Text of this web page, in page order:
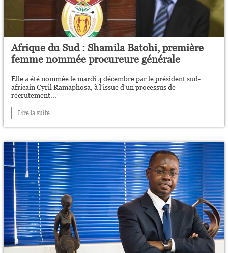
Afrique du Sud : Shamila Batohi, première
femme nommée procureure générale
Elle a été nommée le mardi 4 décembre par le président sud-
africain Cyril Ramaphosa, à l'issue d'un processus de
recrutement...
Lire la suite